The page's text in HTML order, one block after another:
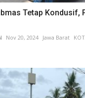
Tetap Kondusif,
Nov 20, 2024 Jawa Barat